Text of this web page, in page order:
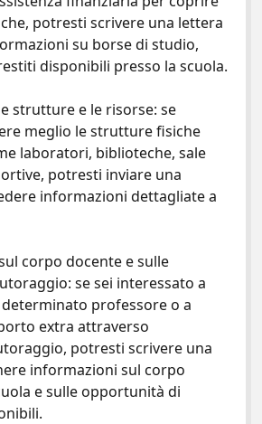
potresti scrivere una lettera
su borse di studio,
disponibili presso la scuola.
strutture e le risorse: se
meglio le strutture fisiche
laboratori, biblioteche, sale
potresti inviare una
informazioni dettagliate a
corpo docente e sulle
se sei interessato a
professore o a
extra attraverso
potresti scrivere una
informazioni sul corpo
e sulle opportunità di